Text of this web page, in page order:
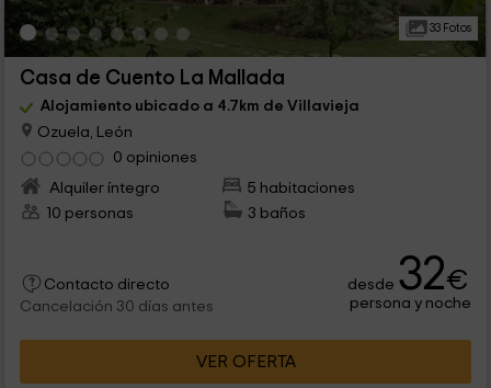
33 Fotos
Casa de Cuento La Mallada
Alojamiento ubicado a 4.7km de Villavieja
Ozuela, León
0 opiniones
Alquiler íntegro
5 habitaciones
10 personas
3 baños
Contacto directo
Cancelación 30 días antes
desde 32€
persona y noche
VER OFERTA